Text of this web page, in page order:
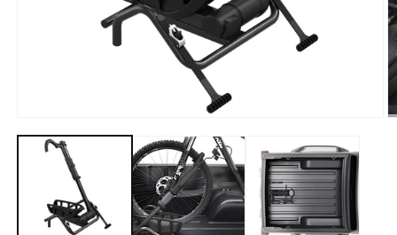
le
média
fenêtre
modale